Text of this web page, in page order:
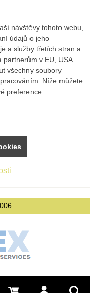
návštěvy tohoto webu,
údajů o jeho
a služby třetích stran a
v EU, USA
všechny soubory
Níže můžete
preference.